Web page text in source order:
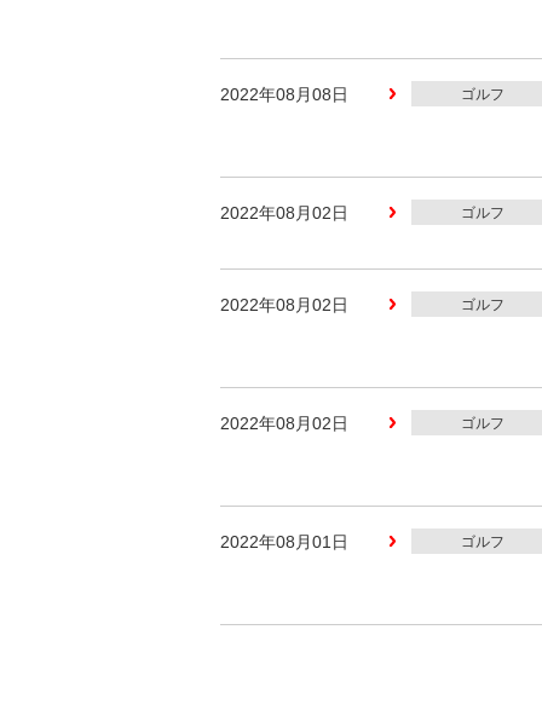
2022年08月08日 ゴルフ
2022年08月02日 ゴルフ
2022年08月02日 ゴルフ
2022年08月02日 ゴルフ
2022年08月01日 ゴルフ